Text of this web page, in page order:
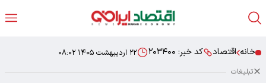
خانه اقتصاد کد خبر: ۲۰۳۴۰۰ ۲۲ اردیبهشت ۱۴۰۵ ۰۸:۰۲
تبلیغات